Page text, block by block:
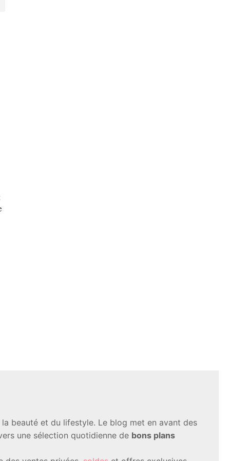
beauté et du lifestyle. Le blog met en avant des
une sélection quotidienne de bons plans